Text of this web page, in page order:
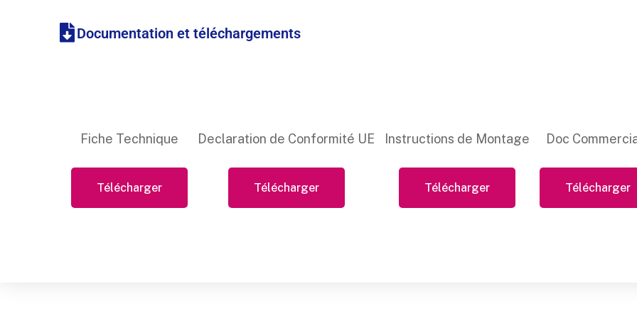
Documentation et téléchargements
Fiche Technique
Télécharger
Declaration de Conformité UE
Télécharger
Instructions de Montage
Télécharger
Doc
Télécharger